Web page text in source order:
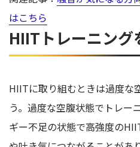
はこちら
HIITトレーニング
HIITに取り組むときは過度な
う。過度な空腹状態でトレー
ギー不足の状態で高強度の